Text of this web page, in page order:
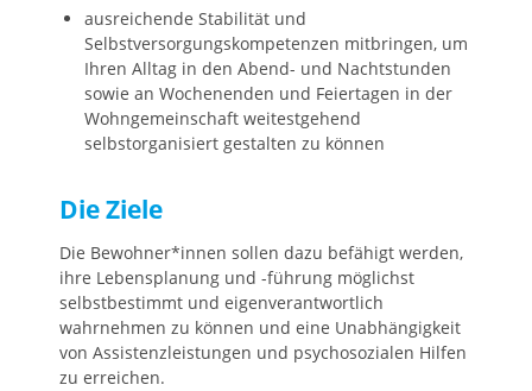
ausreichende Stabilität und
Selbstversorgungskompetenzen mitbringen, um
Ihren Alltag in den Abend- und Nachtstunden
sowie an Wochenenden und Feiertagen in der
Wohngemeinschaft weitestgehend
selbstorganisiert gestalten zu können
Die Ziele
Die Bewohner*innen sollen dazu befähigt werden,
ihre Lebensplanung und -führung möglichst
selbstbestimmt und eigenverantwortlich
wahrnehmen zu können und eine Unabhängigkeit
von Assistenzleistungen und psychosozialen Hilfen
zu erreichen.